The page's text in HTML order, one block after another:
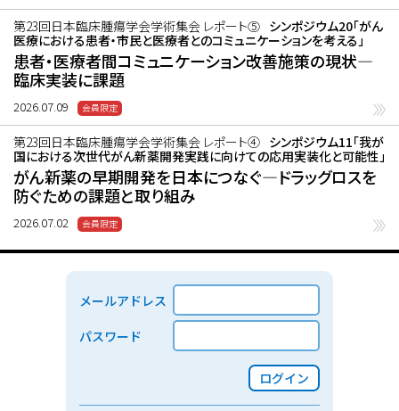
第23回日本臨床腫瘍学会学術集会 レポート⑤ シンポジウム20「がん
医療における患者・市民と医療者とのコミュニケーションを考える」
患者・医療者間コミュニケーション改善施策の現状―
臨床実装に課題
2026.07.09
第23回日本臨床腫瘍学会学術集会 レポート④ シンポジウム11「我が
国における次世代がん新薬開発実践に向けての応用実装化と可能性」
がん新薬の早期開発を日本につなぐ―ドラッグロスを
防ぐための課題と取り組み
2026.07.02
メールアドレス
パスワード
ログイン